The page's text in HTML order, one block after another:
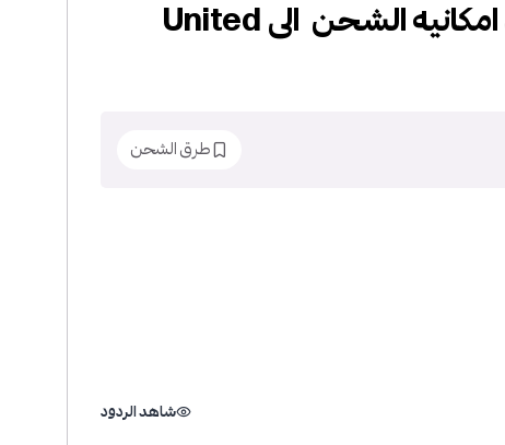
السلام عليكم هل يوجد امكانيه الشحن الى United
طرق الشحن
شاهد الردود